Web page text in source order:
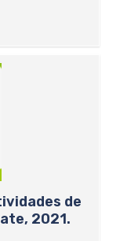
de
2021.